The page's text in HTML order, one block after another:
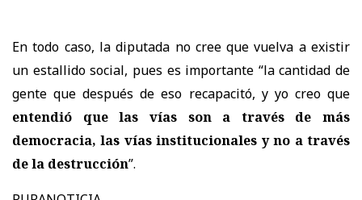
En todo caso, la diputada no cree que vuelva a existir
un estallido social, pues es importante “la cantidad de
gente que después de eso recapacitó, y yo creo que
entendió que las vías son a través de más
democracia, las vías institucionales y no a través
de la destrucción”.